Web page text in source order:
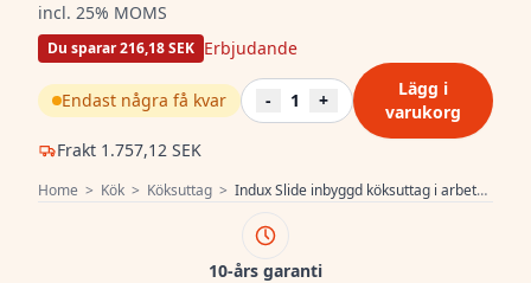
Home > Kök > Köksuttag > Indux Slide inbyggd köksuttag i arbetsbänk med USB C och uttag färg rostfritt stål 1208957391
incl. 25% MOMS
Du sparar 216,18 SEK Erbjudande
Frakt 1.757,12 SEK
Endast några få kvar - 1 +
Lägg i
varukorg
10-års garanti